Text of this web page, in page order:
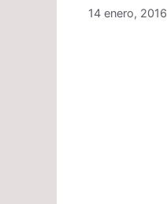
14 enero, 2016